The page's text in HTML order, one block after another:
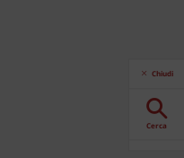
Chiudi
Cerca